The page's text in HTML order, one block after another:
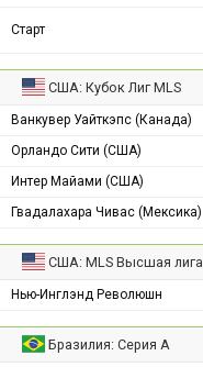
Старт
США: Кубок Лиг MLS
Ванкувер Уайткэпс (Канада)
Орландо Сити (США)
Интер Майами (США)
Гвадалахара Чивас (Мексика)
США: MLS Высшая лига
Нью-Инглэнд Революшн
Бразилия: Серия А